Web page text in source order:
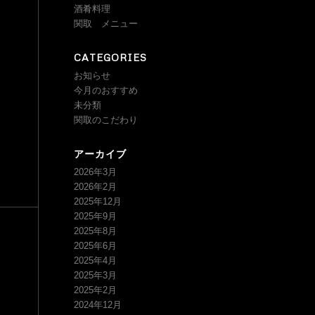
酒肴料理
関取 メニュー
CATEGORIES
お知らせ
今月のおすすめ
未分類
関取のこだわり
アーカイブ
2026年3月
2026年2月
2025年12月
2025年9月
2025年8月
2025年6月
2025年4月
2025年3月
2025年2月
2024年12月